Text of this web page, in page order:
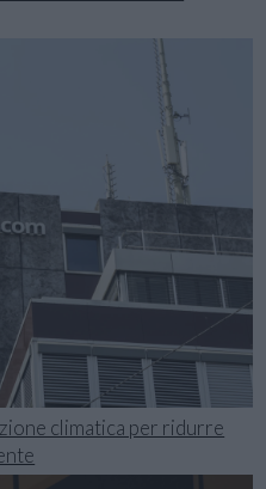
climatica per ridurre